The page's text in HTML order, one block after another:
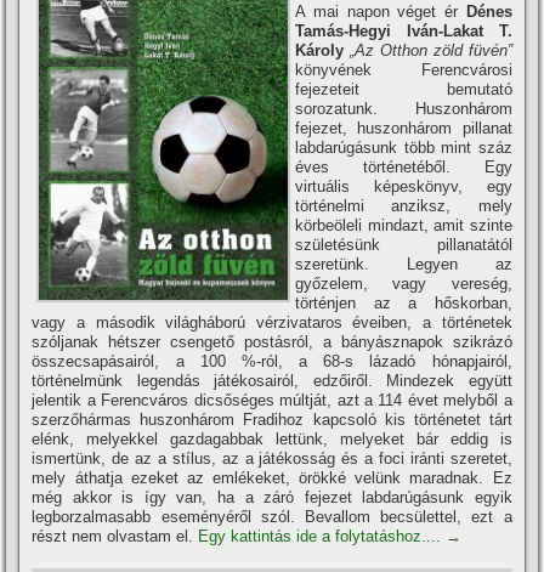
A mai napon véget ér Dénes
Tamás-Hegyi Iván-Lakat T.
Károly „Az Otthon zöld füvén”
könyvének Ferencvárosi
fejezeteit bemutató
sorozatunk. Huszonhárom
fejezet, huszonhárom pillanat
labdarúgásunk több mint száz
éves történetéből. Egy
virtuális képeskönyv, egy
történelmi anziksz, mely
körbeöleli mindazt, amit szinte
születésünk pillanatától
szeretünk. Legyen az
győzelem, vagy vereség,
történjen az a hőskorban,
vagy a második világháború vérzivataros éveiben, a történetek
szóljanak hétszer csengető postásról, a bányásznapok szikrázó
összecsapásairól, a 100 %-ról, a 68-s lázadó hónapjairól,
történelmünk legendás játékosairól, edzőiről. Mindezek együtt
jelentik a Ferencváros dicsőséges múltját, azt a 114 évet melyből a
szerzőhármas huszonhárom Fradihoz kapcsoló kis történetet tárt
elénk, melyekkel gazdagabbak lettünk, melyeket bár eddig is
ismertünk, de az a stí­lus, az a játékosság és a foci iránti szeretet,
mely áthatja ezeket az emlékeket, örökké velünk maradnak. Ez
még akkor is í­gy van, ha a záró fejezet labdarúgásunk egyik
legborzalmasabb eseményéről szól. Bevallom becsülettel, ezt a
részt nem olvastam el. Egy kattintás ide a folytatáshoz.... →